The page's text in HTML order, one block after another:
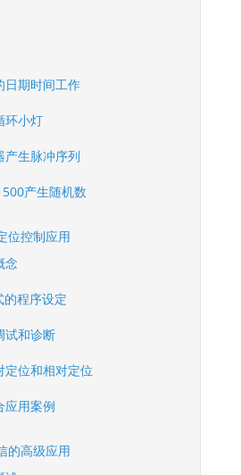
日期时间工作
环小灯
产生脉冲序列
产生随机数
位控制应用
念
的程序设定
试和诊断
定位和相对定位
应用案例
的高级应用